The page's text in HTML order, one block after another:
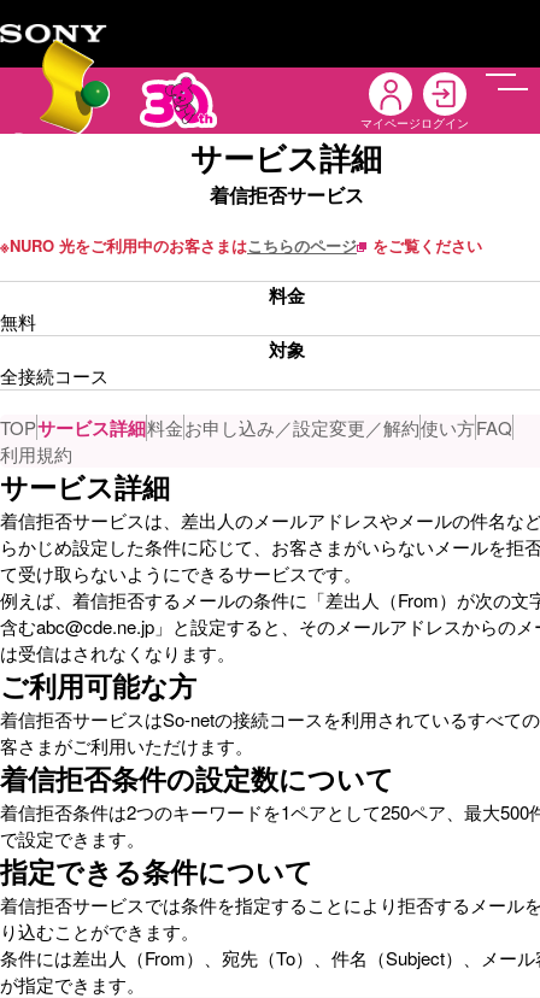
マイページ ログイン
メニ
サービス詳細
着信拒否サービス
※NURO 光をご利用中のお客さまはこちらのページ をご覧ください
料金
無料
対象
全接続コース
TOPサービス詳細料金お申し込み／設定変更／解約使い方FAQ
利用規約
サービス詳細
着信拒否サービスは、差出人のメールアドレスやメールの件名な
らかじめ設定した条件に応じて、お客さまがいらないメールを拒
て受け取らないようにできるサービスです。
例えば、着信拒否するメールの条件に「差出人（From）が次の文
含むabc@cde.ne.jp」と設定すると、そのメールアドレスからのメ
は受信はされなくなります。
ご利用可能な方
着信拒否サービスはSo-netの接続コースを利用されているすべて
客さまがご利用いただけます。
着信拒否条件の設定数について
着信拒否条件は2つのキーワードを1ペアとして250ペア、最大500
で設定できます。
指定できる条件について
着信拒否サービスでは条件を指定することにより拒否するメール
り込むことができます。
条件には差出人（From）、宛先（To）、件名（Subject）、メー
が指定できます。